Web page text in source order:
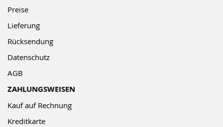
Preise
Lieferung
Rücksendung
Datenschutz
AGB
ZAHLUNGSWEISEN
Kauf auf Rechnung
Kreditkarte